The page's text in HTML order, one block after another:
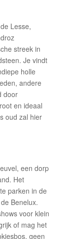
Lesse,
streek in
Je vindt
holle
andere
door
en ideaal
oud zal hier
een dorp
Het
parken in de
Benelux.
voor klein
of mag het
geen